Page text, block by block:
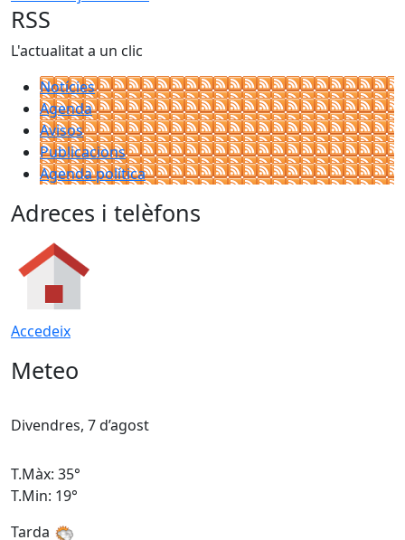
RSS
L'actualitat a un clic
Notícies
Agenda
Avisos
Publicacions
Agenda política
Adreces i telèfons
Accedeix
Meteo
Divendres, 7 d’agost
T.Màx: 35°
T.Min: 19°
Tarda